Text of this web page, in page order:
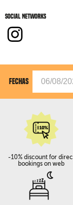
Social networks
FECHAS
-10% discount for
bookings on web